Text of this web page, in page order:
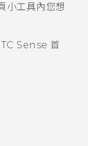
小工具內您想
Sense 首